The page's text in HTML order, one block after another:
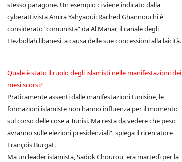
stesso paragone. Un esempio ci viene indicato dalla
cyberattivista Amira Yahyaoui: Rached Ghannouchi è
considerato “comunista” da Al Manar, il canale degli
Hezbollah libanesi, a causa delle sue concessioni alla laicità.
Quale è stato il ruolo degli islamisti nelle manifestazioni dei
mesi scorsi?
Praticamente assenti dalle manifestazioni tunisine, le
formazioni islamiste non hanno influenza per il momento
sul corso delle cose a Tunisi. Ma resta da vedere che peso
avranno sulle elezioni presidenziali”, spiega il ricercatore
François Burgat.
Ma un leader islamista, Sadok Chourou, era martedì per la